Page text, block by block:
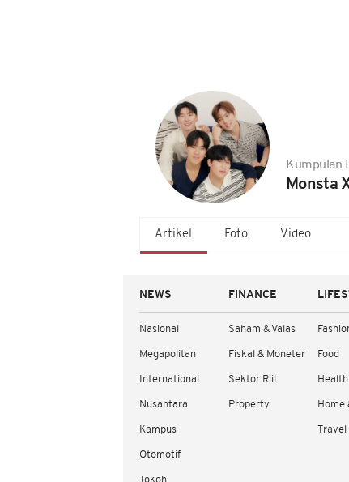
Kumpulan
Monsta
Artikel Foto Video
NEWS
Nasional
Megapolitan
International
Nusantara
Kampus
Otomotif
FINANCE
Saham & Valas
Fiskal & Moneter
Sektor Riil
Property
Food
Health
Home
Travel